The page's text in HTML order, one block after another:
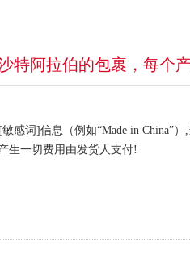
特阿拉伯的包裹，每个
词]信息（例如“Made in
生一切费用由发货人支付!